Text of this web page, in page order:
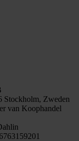
Stockholm, Zweden
van Koophandel